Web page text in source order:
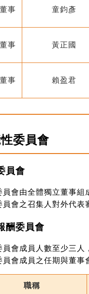
事 童鈞彥
事 黃正國
事 賴盈君
委員會
員會
員會由全體獨立董事組
員會之召集人對外代表
酬委員會
員會成員人數至少三人
員會成員之任期與董事
職稱